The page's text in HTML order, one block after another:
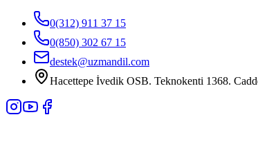
0(312) 911 37 15
0(850) 302 67 15
destek@uzmandil.com
Hacettepe İvedik OSB. Teknokenti 1368.